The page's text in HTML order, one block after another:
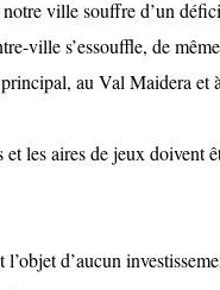
ville souffre d’un
ville s’essouffle, de
au Val Maidera et
les aires de jeux doivent
l’objet d’aucun